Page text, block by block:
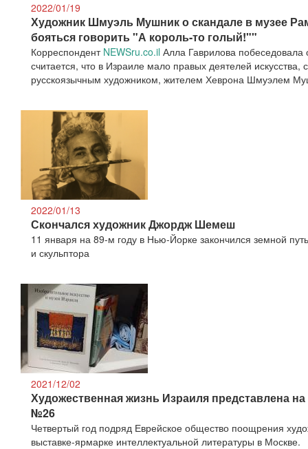
2022/01/19
Художник Шмуэль Мушник о скандале в музее
бояться говорить "А король-то голый!""
Корреспондент NEWSru.co.il Алла Гаврилова
считается, что в Израиле мало правых деятелей искусства,
русскоязычным художником, жителем Хеврона Шмуэлем
2022/01/13
Скончался художник Джордж Шемеш
11 января на 89-м году в Нью-Йорке закончился земной
и скульптора
2021/12/02
Художественная жизнь Израиля представлена
№26
Четвертый год подряд Еврейское общество поощрения
выставке-ярмарке интеллектуальной литературы в Москве.